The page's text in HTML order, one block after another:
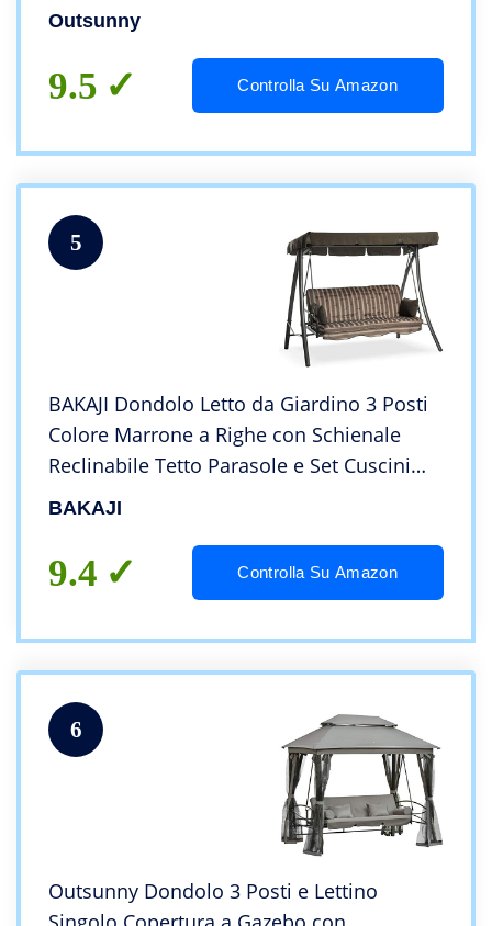
Outsunny
9.5 Controlla Su Amazon
5
BAKAJI Dondolo Letto da Giardino 3 Posti
Colore Marrone a Righe con Schienale
Reclinabile Tetto Parasole e Set Cuscini
203 x 115 x h 170 cm
BAKAJI
9.4 Controlla Su Amazon
6
Outsunny Dondolo 3 Posti e Lettino